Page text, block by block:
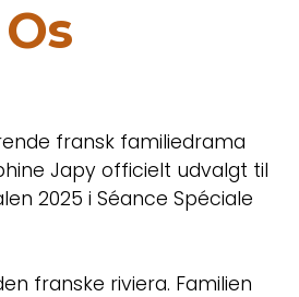
fransk familiedrama
Japy officielt udvalgt til
2025 i Séance Spéciale
franske riviera. Familien